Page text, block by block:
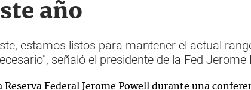
año
estamos listos para mantener el actual
señaló el presidente de la Fed Jerome